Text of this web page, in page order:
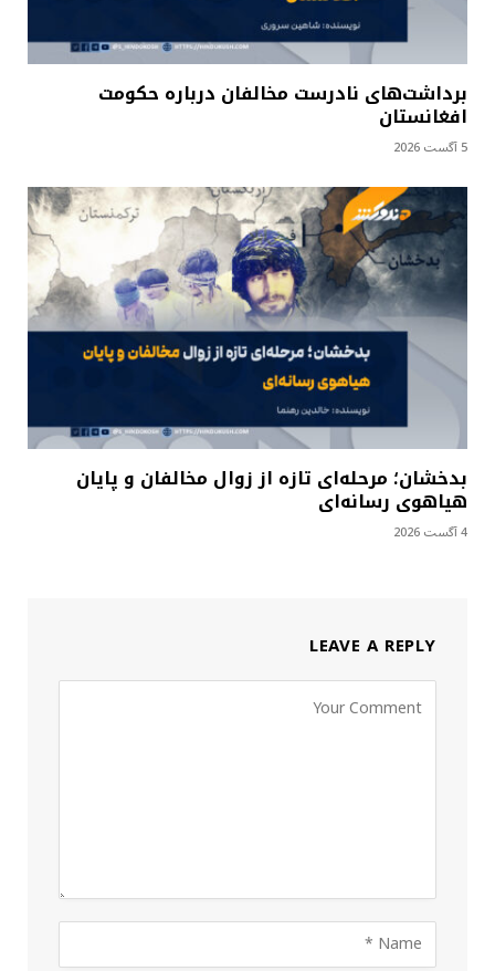
برداشت‌های نادرست مخالفان درباره حکومت
افغانستان
5 آگست 2026
بدخشان؛ مرحله‌ای تازه از زوال مخالفان و پایان
هیاهوی رسانه‌ای
4 آگست 2026
LEAVE A REPLY